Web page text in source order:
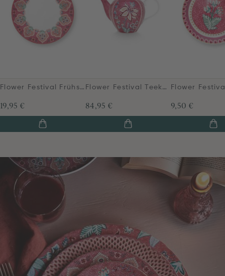
Flower Festival Frühstücksteller Dunkelrosa 21 cm
19,95 €
Flower Festival Teekanne Gross Dunkelrosa
84,95 € 9,50 €